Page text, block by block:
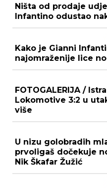
Ništa od prodaje
Infantino odustao
Kako je Gianni
najomraženije lice
FOTOGALERIJA /
Lokomotive 3:2 u
više
U nizu golobradih
prvoligaš dočekuje
Nik Škafar Žužić